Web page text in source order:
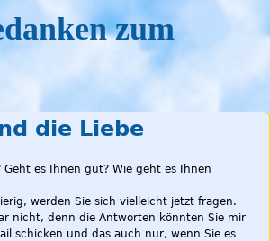
zum
die Liebe
Geht es Ihnen gut? Wie geht es Ihnen
werden Sie sich vielleicht jetzt fragen.
nicht, denn die Antworten könnten Sie mir
schicken und das auch nur, wenn Sie es